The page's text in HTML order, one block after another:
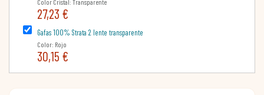
Color Cristal: Transparente
27,23 €
Gafas 100% Strata 2 lente transparente
Color: Rojo
30,15 €